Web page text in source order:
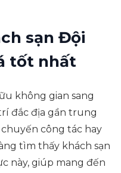
sạn Đội
tốt nhất
không gian sang
đắc địa gần trung
công tác hay
tìm thấy khách sạn
này, giúp mang đến